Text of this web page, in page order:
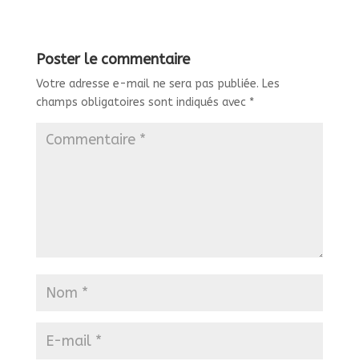
Poster le commentaire
Votre adresse e-mail ne sera pas publiée. Les
champs obligatoires sont indiqués avec *